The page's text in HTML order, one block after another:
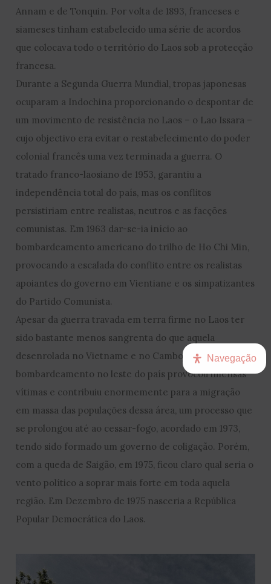
Annam e de Tonquin. Por volta de 1893, franceses e
siameses tinham estabelecido uma série de acordos
que colocava todo o território do Laos sob a protecção
francesa.
Durante a Segunda Guerra Mundial, tropas japonesas
ocuparam a Indochina proporcionando o despontar de
um movimento de resistência no Laos – o Lao Issara –
cujo objectivo era evitar o restabelecimento do poder
colonial francês uma vez terminada a guerra. O
tratado franco-laosiano de 1953, garantiu a
independência total do país, mas os conflitos
persistiriam entre realistas, neutros e as facções
comunistas. Em 1963 dar-se-ia início ao
bombardeamento americano do trilho de Ho Chi Min,
provocando a escalada do conflito entre os realistas
apoiantes do governo em Vientiane e os simpatizantes
do Partido Comunista.
Apesar da guerra travada em terra firme no Laos ter
sido bastante menos sangrenta do que aquela
desenrolada no Vietname e no Camboja, o
bombardeamento no leste do país provocou imensas
vítimas e contribuiu enormemente para a migração
em massa das populações dessa área, um processo que
se prolongou até ao cessar-fogo, acordado em 1973,
tendo sido formado um governo de coligação. Porém,
com a queda de Saigão, em 1975, ficou claro qual seria o
vento político a soprar mais forte em toda aquela
região. Em Dezembro de 1975 nasceria a República
Popular Democrática do Laos.
Navegação